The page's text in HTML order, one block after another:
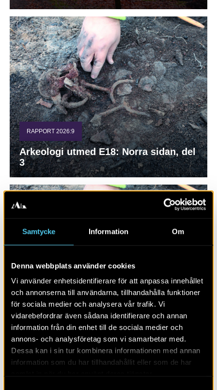
Samtycke Information Om
Denna webbplats använder cookies
Vi använder enhetsidentifierare för att anpassa innehållet
och annonserna till användarna, tillhandahålla funktioner
för sociala medier och analysera vår trafik. Vi
vidarebefordrar även sådana identifierare och annan
information från din enhet till de sociala medier och
annons- och analysföretag som vi samarbetar med.
Dessa kan i sin tur kombinera informationen med annan
information som du har tillhandahållit eller som de har
RAPPORT 2026:9
Arkeologi utmed E18: Norra sidan, del
3
Arkeologi utmed E18: Norra sidan, del
2